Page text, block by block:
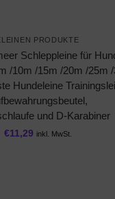
PRODUKTE
Schleppleine für
/10m /15m /20m /25m
Hundeleine
und D-Karabiner
€11,29 inkl. MwSt.